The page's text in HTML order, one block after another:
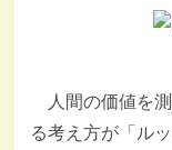
人間の価値を測
る考え方が「ル